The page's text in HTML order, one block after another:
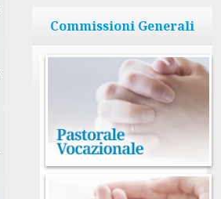
Commissioni Generali